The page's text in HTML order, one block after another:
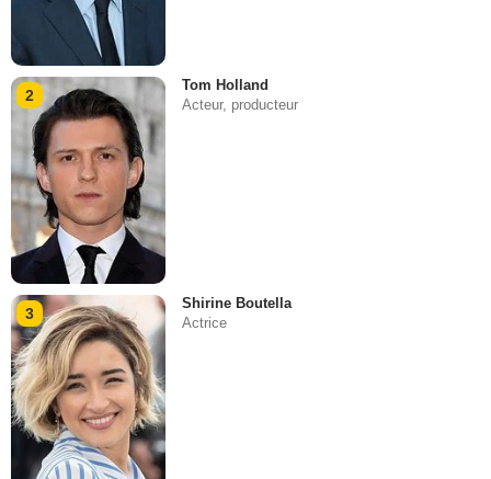
2
Tom Holland
Acteur, producteur
3
Shirine Boutella
Actrice